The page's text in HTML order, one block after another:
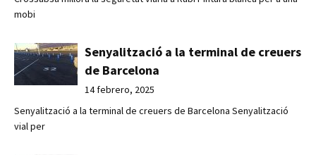
mobi
Senyalització a la terminal de creuers
de Barcelona
14 febrero, 2025
Senyalització a la terminal de creuers de Barcelona Senyalització
vial per